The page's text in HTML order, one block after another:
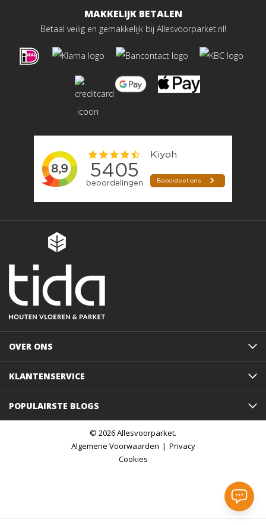
MAKKELIJK BETALEN
Betaal veilig en gemakkelijk bij Allesvoorparket.nl!
OVER ONS
KLANTENSERVICE
POPULAIRSTE BLOGS
© 2026 Allesvoorparket.
Algemene Voorwaarden
Privacy
Cookies